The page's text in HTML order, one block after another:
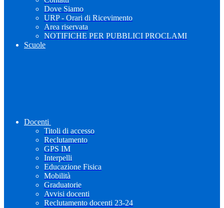
Dove Siamo
URP - Orari di Ricevimento
Area riservata
NOTIFICHE PER PUBBLICI PROCLAMI
Scuole
Docenti
Titoli di accesso
Reclutamento
GPS IM
Interpelli
Educazione Fisica
Mobilità
Graduatorie
Avvisi docenti
Reclutamento docenti 23-24